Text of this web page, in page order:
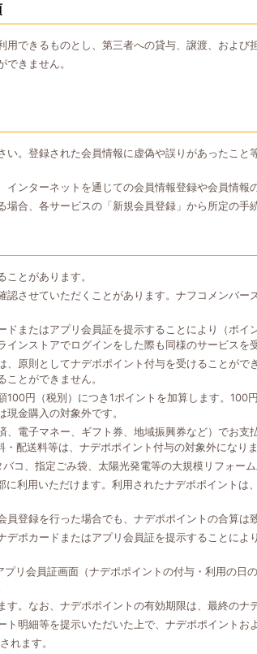
できるものとし、第三者への貸与、譲渡、および
きません。
。登録された会員情報に虚偽や誤りがあったこ
ンターネットを通じての会員情報登録や会員情報
合、各サービスの「新規会員登録」から所定の手
とがあります。
させていただくことがあります。ナフコメンバ
またはアプリ会員証を提示することにより（ポ
ンストアでログインをした際も同様のサービスを
原則としてナデポポイント付与を受けることが
とができません。
円（税別）につき1ポイントを加算します。100
金購入の対象外です。
電子マネー、ギフト券、地域振興券など）でお
配送料等は、ナデポポイント付与の対象外になりま
、指定ごみ袋、太陽光発電等の大規模リフォー
利用いただけます。利用されたナデポポイント
登録を行った場合でも、ナデポポイントの合算は
ポカードまたはアプリ会員証を提示することに
会員証画面（ナデポポイントの付与・利用の日
。なお、ナデポポイントの有効期限は、最終のナ
明細等を提示いただいた上で、ナデポポイントお
れます。